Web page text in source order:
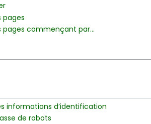
pages
pages commençant par...
informations d’identification
de robots